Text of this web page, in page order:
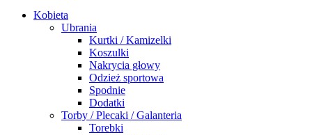
Kobieta
Ubrania
Kurtki / Kamizelki
Koszulki
Nakrycia głowy
Odzież sportowa
Spodnie
Dodatki
Torby / Plecaki / Galanteria
Torebki